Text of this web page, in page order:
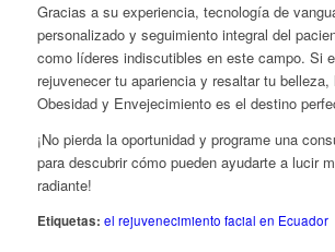
Gracias a su experiencia, tecnología de
personalizado y seguimiento integral del
como líderes indiscutibles en este campo. Si
rejuvenecer tu apariencia y resaltar tu
Obesidad y Envejecimiento es el destino
¡No pierda la oportunidad y programe una
para descubrir cómo pueden ayudarte a lucir
radiante!
Etiquetas: el rejuvenecimiento facial en Ecuador